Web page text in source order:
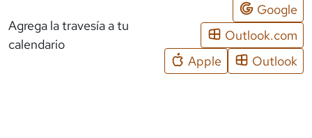
Agrega la travesía a tu
calendario
Google
Outlook.com
Apple
Outlook